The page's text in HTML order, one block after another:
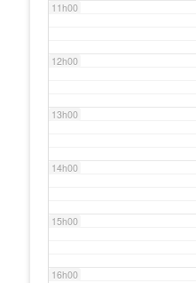
11h00
12h00
13h00
14h00
15h00
16h00